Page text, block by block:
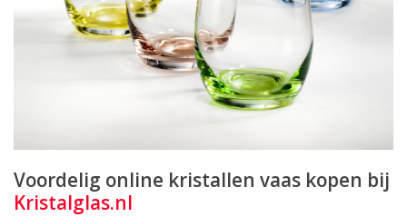
Voordelig online kristallen vaas kopen bij
Kristalglas.nl